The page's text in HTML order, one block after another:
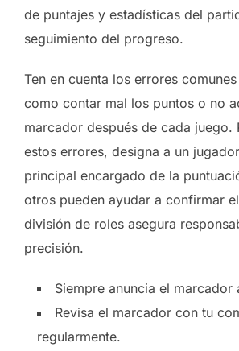
de puntajes y estadísticas del
seguimiento del progreso.
Ten en cuenta los errores
como contar mal los puntos o no
marcador después de cada juego.
estos errores, designa a un
principal encargado de la
otros pueden ayudar a confirmar
división de roles asegura
precisión.
Siempre anuncia el marcador
Revisa el marcador con tu
regularmente.